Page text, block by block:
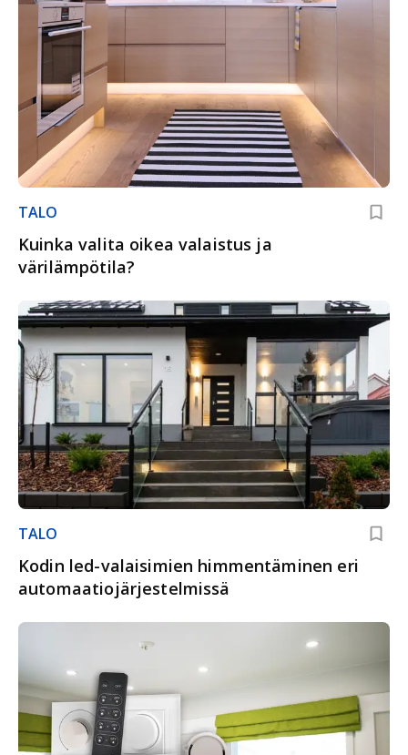
TALO
Kuinka valita oikea valaistus ja
värilämpötila?
TALO
Kodin led-valaisimien himmentäminen eri
automaatiojärjestelmissä